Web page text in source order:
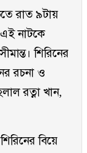
রাত ৯টায়
নাটকে
শিরিনের
রচনা ও
রত্না খান,
বিয়ে